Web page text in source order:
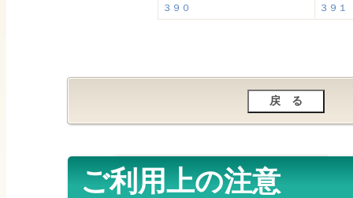
３９０
３９１
ご利用上の注意